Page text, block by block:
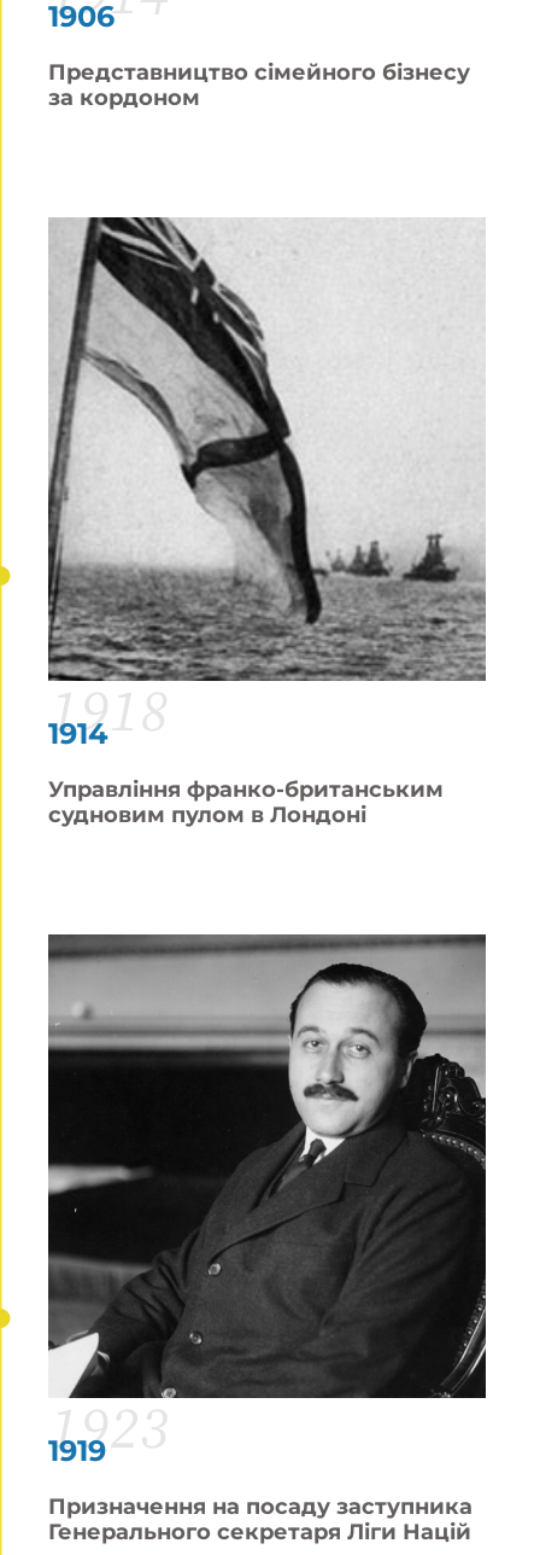
1906
Представництво сімейного бізнесу
за кордоном
1914
1918
Управління франко-британським
судновим пулом в Лондоні
1919
1923
Призначення на посаду заступника
Генерального секретаря Ліги Націй